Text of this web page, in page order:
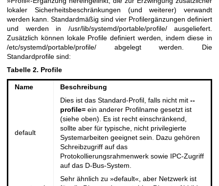
lokaler Sicherheitsbeschränkungen (und weiterer) verwandt
werden kann. Standardmäßig sind vier Profilergänzungen definiert
und werden in /usr/lib/systemd/portable/profile/ ausgeliefert.
Zusätzlich können lokale Profile definiert werden, indem diese in
/etc/systemd/portable/profile/ abgelegt werden. Die
Standardprofile sind:
Tabelle 2. Profile
Name Beschreibung
default
Dies ist das Standard-Profil, falls nicht mit --
profile=ein anderer Profilname gesetzt ist
(siehe oben). Es ist recht einschränkend,
sollte aber für typische, nicht privilegierte
Systemarbeiten geeignet sein. Dazu gehören
Schreibzugriff auf das
Protokollierungsrahmenwerk sowie IPC-Zugriff
auf das D-Bus-System.
Sehr ähnlich zu »default«, aber Netzwerk ist